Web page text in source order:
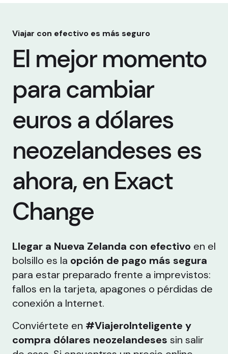
Viajar con efectivo es más seguro
El mejor momento
para cambiar
euros a dólares
neozelandeses es
ahora, en Exact
Change
Llegar a Nueva Zelanda con efectivo en el
bolsillo es la opción de pago más segura
para estar preparado frente a imprevistos:
fallos en la tarjeta, apagones o pérdidas de
conexión a Internet.
Conviértete en #ViajeroInteligente y
compra dólares neozelandeses sin salir